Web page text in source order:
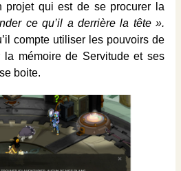
projet qui est de se procurer la
ce qu’il a derrière la tête ».
compte utiliser les pouvoirs de
la mémoire de Servitude et ses
boite.